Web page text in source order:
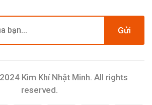
Gửi
Kim Khí Nhật Minh. All rights
reserved.